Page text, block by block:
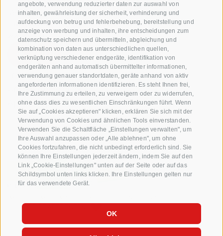
angebote, verwendung reduzierter daten zur auswahl von
inhalten, gewährleistung der sicherheit, verhinderung und
aufdeckung von betrug und fehlerbehebung, bereitstellung und
anzeige von werbung und inhalten, ihre entscheidungen zum
datenschutz speichern und übermitteln, abgleichung und
kombination von daten aus unterschiedlichen quellen,
verknüpfung verschiedener endgeräte, identifikation von
endgeräten anhand automatisch übermittelter informationen,
verwendung genauer standortdaten, geräte anhand von aktiv
angeforderten informationen identifizieren. Es steht Ihnen frei,
Ihre Zustimmung zu erteilen, zu verweigern oder zu widerrufen,
ohne dass dies zu wesentlichen Einschränkungen führt. Wenn
Sie auf „Cookies akzeptieren" klicken, erklären Sie sich mit der
Verwendung von Cookies und ähnlichen Tools einverstanden.
Verwenden Sie die Schaltfläche „Einstellungen verwalten", um
Ihre Auswahl anzupassen oder „Alle ablehnen", um ohne
Cookies fortzufahren, die nicht unbedingt erforderlich sind. Sie
können Ihre Einstellungen jederzeit ändern, indem Sie auf den
Link „Cookie-Einstellungen" unten auf der Seite oder auf das
Schildsymbol unten links klicken. Ihre Einstellungen gelten nur
für das verwendete Gerät.
OK
Verband der Südtiroler Obstgenossenschaften
Jakobistraße 1A, 39018 Terlan, Südtirol, Italien
www.vog.it
Fragen & Antworten
Unsere Apfelsorten
Apfelrezepte
COOKIE PRÄFERENZEN